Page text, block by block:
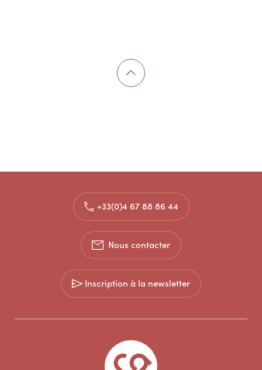
+33(0)4 67 88 86 44
Nous contacter
Inscription à la newsletter